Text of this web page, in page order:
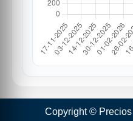
Copyright ©